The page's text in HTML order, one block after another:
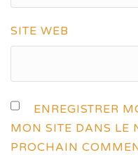
SITE WEB
ENREGISTRER
MON SITE DANS LE
PROCHAIN